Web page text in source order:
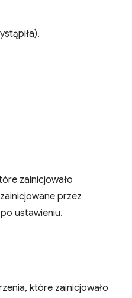
zainicjowało
przez
ustawieniu.
które zainicjowało